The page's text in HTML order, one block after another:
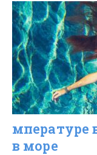
мпературе
в море